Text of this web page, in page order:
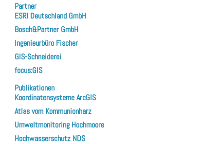
Partner
ESRI Deutschland GmbH
Bosch&Partner GmbH
Ingenieurbüro Fischer
GIS-Schneiderei
focus:GIS
Publikationen
Koordinatensysteme ArcGIS
Atlas vom Kommunionharz
Umweltmonitoring Hochmoore
Hochwasserschutz NDS